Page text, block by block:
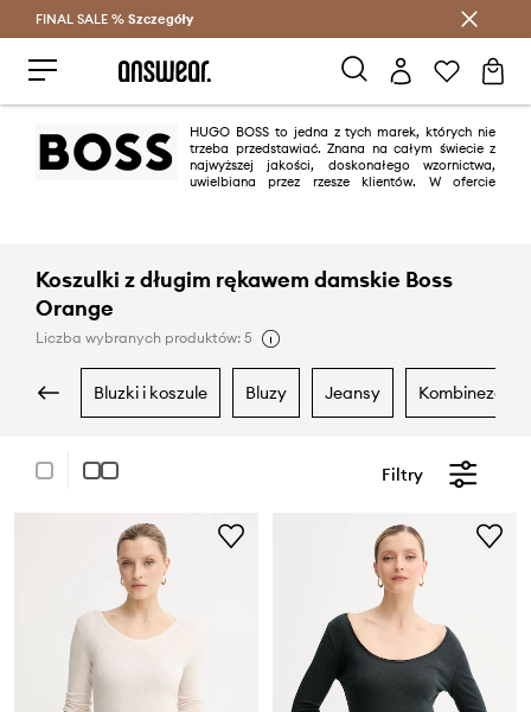
Oszczędzaj z Answear Club >
FINAL SALE % Szczegóły
HUGO BOSS to jedna z tych marek, których nie
trzeba przedstawiać. Znana na całym świecie z
najwyższej jakości, doskonałego wzornictwa,
uwielbiana przez rzesze klientów. W ofercie
Koszulki z długim rękawem damskie Boss
Orange
Liczba wybranych produktów: 5
bluzki i koszule bluzy jeansy kombinezony
Filtry